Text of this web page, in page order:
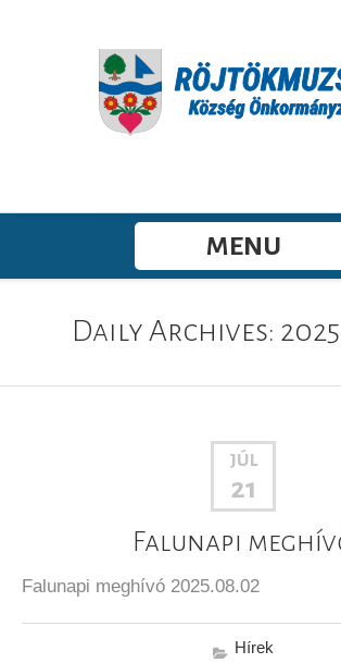
MENU
Daily Archives:
JÚL
21
Falunapi
Falunapi meghívó 2025.08.02
Hírek